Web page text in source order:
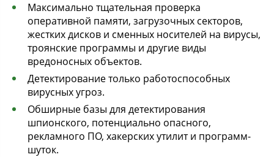
Максимально тщательная проверка
оперативной памяти, загрузочных секторов,
жестких дисков и сменных носителей на вирусы,
троянские программы и другие виды
вредоносных объектов.
Детектирование только работоспособных
вирусных угроз.
Обширные базы для детектирования
шпионского, потенциально опасного,
рекламного ПО, хакерских утилит и программ-
шуток.